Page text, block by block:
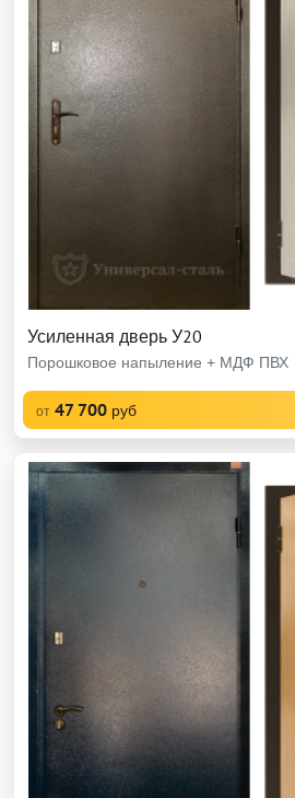
Усиленная дверь У20
Порошковое напыление + МДФ ПВХ
от 47 700 руб